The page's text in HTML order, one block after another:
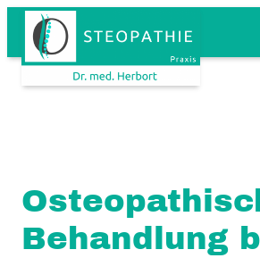
Behandlung